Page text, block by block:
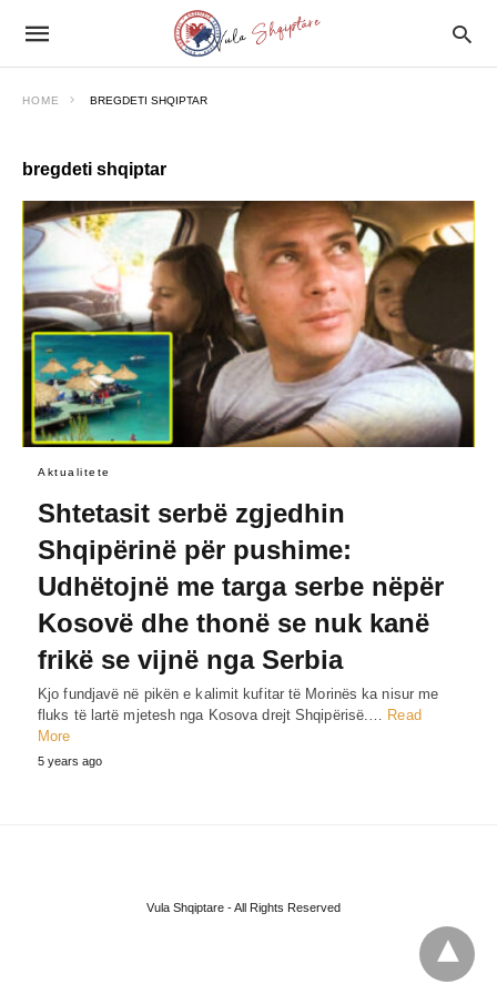
HOME BREGDETI SHQIPTAR
bregdeti shqiptar
Aktualitete
Shtetasit serbë zgjedhin
Shqipërinë për pushime:
Udhëtojnë me targa serbe nëpër
Kosovë dhe thonë se nuk kanë
frikë se vijnë nga Serbia
Kjo fundjavë në pikën e kalimit kufitar të Morinës ka nisur me
fluks të lartë mjetesh nga Kosova drejt Shqipërisë.… Read
More
5 years ago
Vula Shqiptare - All Rights Reserved